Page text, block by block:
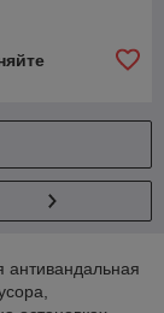
антивандальная